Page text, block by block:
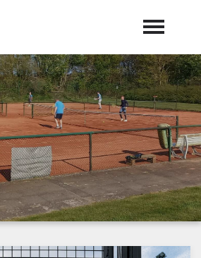
Home
Aktuelles
Termine
Chronik
Vorstand
Dokumente